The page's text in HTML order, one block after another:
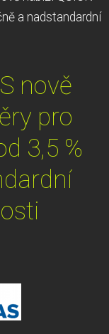
a nadstandardní
nově
pro
3,5 %